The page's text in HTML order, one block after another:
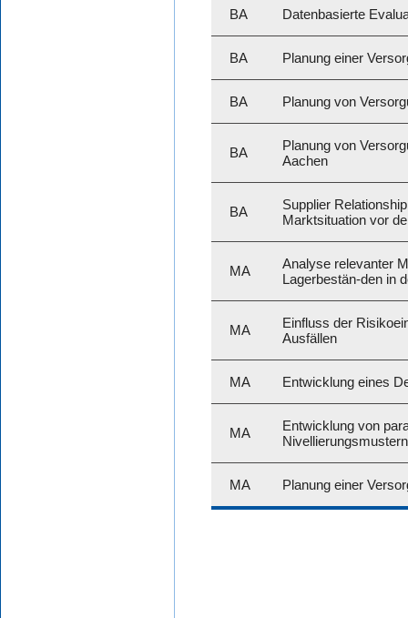
BA Datenbasierte
BA Planung einer
BA Planung von
BA
Planung von
Aachen
BA
Supplier
Marktsituation vor
MA
Analyse relevanter
Lagerbestän-den in
MA
Einfluss der
Ausfällen
MA Entwicklung eines
MA
Entwicklung von
Nivellierungsmustern
MA Planung einer